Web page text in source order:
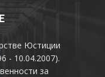
Юстиции
- 10.04.2007).
за